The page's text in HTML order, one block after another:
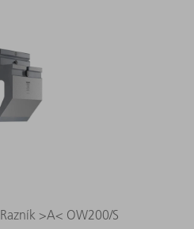
Razník >A< OW200/S